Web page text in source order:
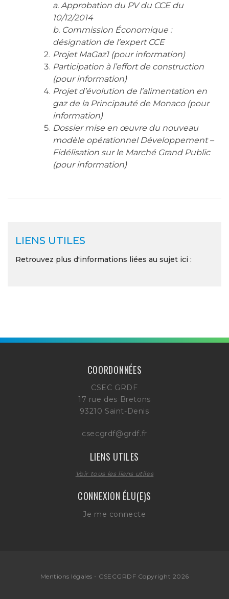
a. Approbation du PV du CCE du
10/12/2014
b. Commission Économique :
désignation de l’expert CCE
Projet MaGaz1 (pour information)
Participation à l’effort de construction
(pour information)
Projet d’évolution de l’alimentation en
gaz de la Principauté de Monaco (pour
information)
Dossier mise en œuvre du nouveau
modèle opérationnel Développement –
Fidélisation sur le Marché Grand Public
(pour information)
LIENS UTILES
Retrouvez plus d'informations liées au sujet ici :
COORDONNÉES
CSEC GRDF
17 rue des Bretons
93210 Saint-Denis
csecgrdf@grdf.fr
LIENS UTILES
Voir tous les liens utiles
CONNEXION ÉLU(E)S
Je me connecte
Mentions légales - CSECGRDF Copyright 2026